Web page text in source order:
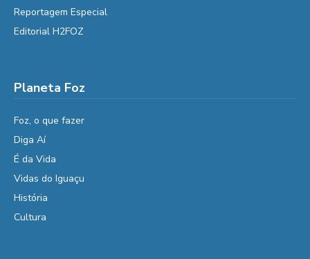
Reportagem Especial
Editorial H2FOZ
Planeta Foz
Foz, o que fazer
Diga Aí
É da Vida
Vidas do Iguaçu
História
Cultura